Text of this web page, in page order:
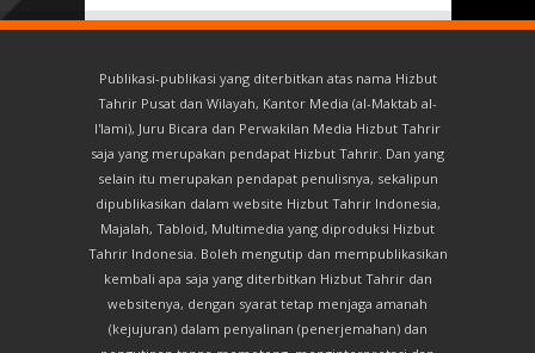
Publikasi-publikasi yang diterbitkan atas nama Hizbut
Tahrir Pusat dan Wilayah, Kantor Media (al-Maktab al-
I'lami), Juru Bicara dan Perwakilan Media Hizbut Tahrir
saja yang merupakan pendapat Hizbut Tahrir. Dan yang
selain itu merupakan pendapat penulisnya, sekalipun
dipublikasikan dalam website Hizbut Tahrir Indonesia,
Majalah, Tabloid, Multimedia yang diproduksi Hizbut
Tahrir Indonesia. Boleh mengutip dan mempublikasikan
kembali apa saja yang diterbitkan Hizbut Tahrir dan
websitenya, dengan syarat tetap menjaga amanah
(kejujuran) dalam penyalinan (penerjemahan) dan